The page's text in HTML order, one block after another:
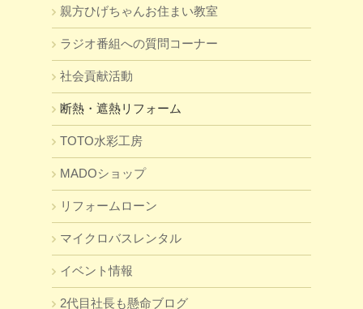
親方ひげちゃんお住まい教室
ラジオ番組への質問コーナー
社会貢献活動
断熱・遮熱リフォーム
TOTO水彩工房
MADOショップ
リフォームローン
マイクロバスレンタル
イベント情報
2代目社長も懸命ブログ